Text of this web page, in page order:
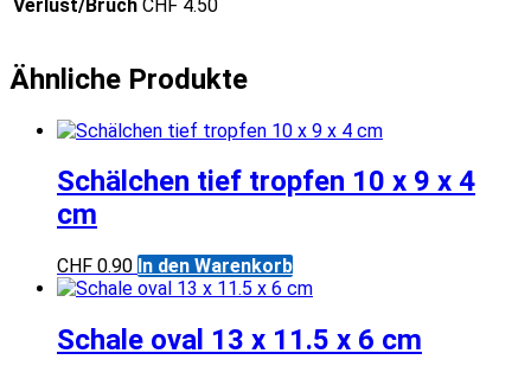
Verlust/Bruch CHF 4.50
Ähnliche Produkte
Schälchen tief tropfen 10 x 9 x 4
cm
CHF 0.90 In den Warenkorb
Schale oval 13 x 11.5 x 6 cm